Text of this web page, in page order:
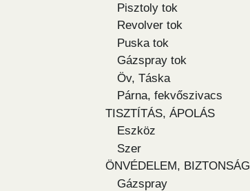
Pisztoly tok
Revolver tok
Puska tok
Gázspray tok
Öv, Táska
Párna, fekvőszivacs
TISZTÍTÁS, ÁPOLÁS
Eszköz
Szer
ÖNVÉDELEM, BIZTONSÁG
Gázspray